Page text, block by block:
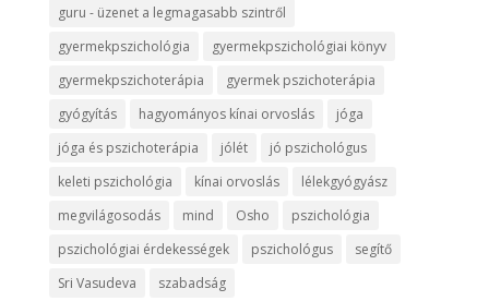
guru - üzenet a legmagasabb szintről
gyermekpszichológia
gyermekpszichológiai könyv
gyermekpszichoterápia
gyermek pszichoterápia
gyógyítás
hagyományos kínai orvoslás
jóga
jóga és pszichoterápia
jólét
jó pszichológus
keleti pszichológia
kínai orvoslás
lélekgyógyász
megvilágosodás
mind Osho
pszichológia
pszichológiai érdekességek
pszichológus
segítő
Sri Vasudeva
szabadság